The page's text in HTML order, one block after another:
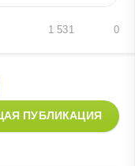
0
1 531
ПУБЛИКАЦИЯ